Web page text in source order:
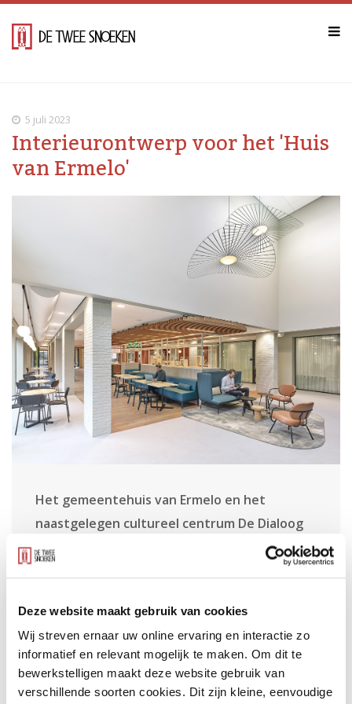
Deze website maakt gebruik van cookies
Wij streven ernaar uw online ervaring en interactie zo
informatief en relevant mogelijk te maken. Om dit te
bewerkstelligen maakt deze website gebruik van
verschillende soorten cookies. Dit zijn kleine, eenvoudige
5 juli 2023
Interieurontwerp voor het 'Huis
van Ermelo'
Het gemeentehuis van Ermelo en het
naastgelegen cultureel centrum De Dialoog
zijn getransformeerd tot een eigentijds
publiek gebouw: het Huis van Ermelo. Ons
voor deze renovatie, nieuwbouw en
verduurzaming.